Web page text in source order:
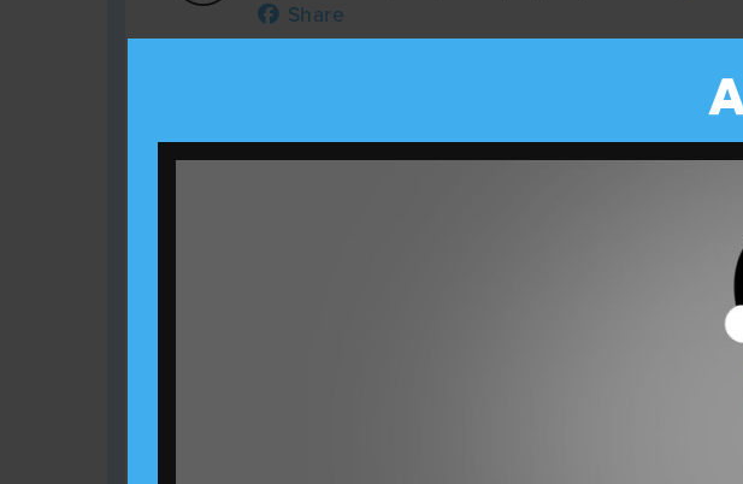
Share
Στον δρόμο προς την κλιματική
Γκουτέρες του Ο.Η.Ε. Οοοοκκκ έσιει έναν
προσπαθούμεν να τα σάσουμεν που εν
Τώρα που εκοιμηθειν ο CEO της
θα ξεκινήσει το πραγματικό Game of Thrones.-
Εγω παντως περιμενω να δω το "50%
σε όλους τους διορισμούς" που τασσει ο